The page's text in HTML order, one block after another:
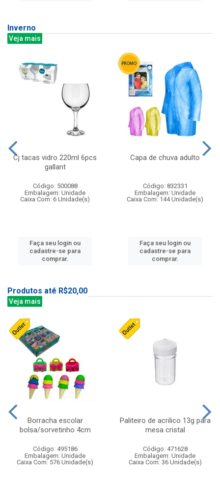
Inverno
Veja mais
Cj tacas vidro 220ml 6pcs
gallant
Código: 500088
Embalagem: Unidade
Caixa Com: 6 Unidade(s)
Faça seu login ou
cadastre-se para
comprar.
Capa de chuva adulto
Código: 832331
Embalagem: Unidade
Caixa Com: 144 Unidade(s)
Faça seu login ou
cadastre-se para
comprar.
Produtos até R$20,00
Veja mais
Borracha escolar
bolsa/sorvetinho 4cm
Código: 495186
Embalagem: Unidade
Caixa Com: 576 Unidade(s)
Paliteiro de acrilico 13g para
mesa cristal
Código: 471628
Embalagem: Unidade
Caixa Com: 36 Unidade(s)